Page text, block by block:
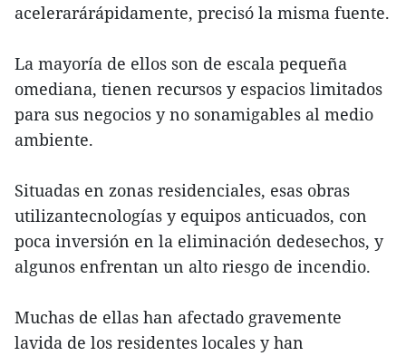
acelerarárápidamente, precisó la misma fuente.
La mayoría de ellos son de escala pequeña
omediana, tienen recursos y espacios limitados
para sus negocios y no sonamigables al medio
ambiente.
Situadas en zonas residenciales, esas obras
utilizantecnologías y equipos anticuados, con
poca inversión en la eliminación dedesechos, y
algunos enfrentan un alto riesgo de incendio.
Muchas de ellas han afectado gravemente
lavida de los residentes locales y han